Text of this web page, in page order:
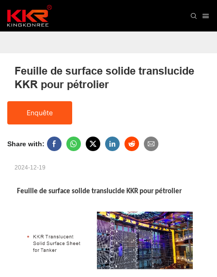
Feuille de surface solide translucide
KKR pour pétrolier
Enquête
Share with:
2024-12-19
Feuille de surface solide translucide KKR pour pétrolier